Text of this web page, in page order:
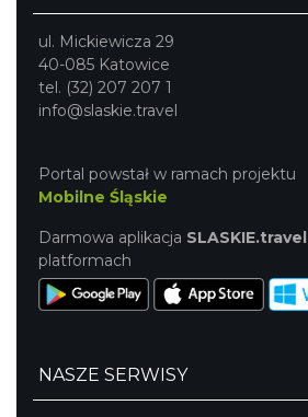
ul. Mickiewicza 29
40-085 Katowice
tel. (32) 207 207 1
info@slaskie.travel
Portal powstał w ramach projektu
Mobilne Śląskie
Darmowa aplikacja SLASKIE.travel
platformach
NASZE SERWISY